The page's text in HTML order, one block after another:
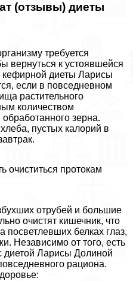
(отзывы) диеты
требуется
вернуться к устоявшейся
диеты Ларисы
если в повседневном
растительного
количеством
зерна.
пустых калорий в
очиститься протокам
отрубей и большие
очистят кишечник, что
посветлевших белках глаз,
Независимо от того, есть
диетой Ларисы Долиной
рациона.